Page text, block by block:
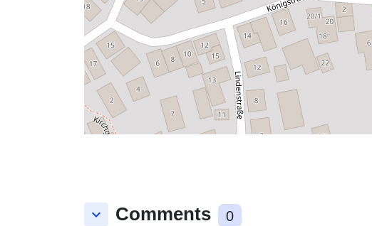
keyboard_arrow_down Comments 0